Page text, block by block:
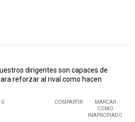
dirigentes son capaces de
reforzar al rival como hacen
0 COMPARTIR
MARCAR
COMO
INAPROPIADO